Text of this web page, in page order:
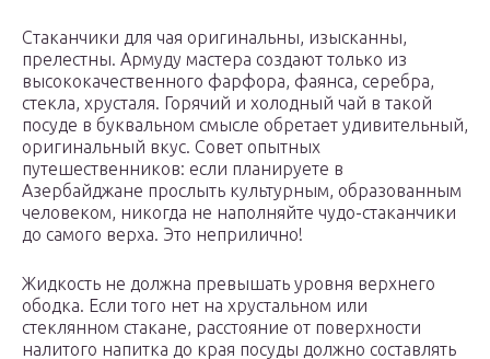
Стаканчики для чая оригинальны, изысканны,
прелестны. Армуду мастера создают только из
высококачественного фарфора, фаянса, серебра,
стекла, хрусталя. Горячий и холодный чай в такой
посуде в буквальном смысле обретает удивительный,
оригинальный вкус. Совет опытных
путешественников: если планируете в
Азербайджане прослыть культурным, образованным
человеком, никогда не наполняйте чудо-стаканчики
до самого верха. Это неприлично!
Жидкость не должна превышать уровня верхнего
ободка. Если того нет на хрустальном или
стеклянном стакане, расстояние от поверхности
налитого напитка до края посуды должно составлять